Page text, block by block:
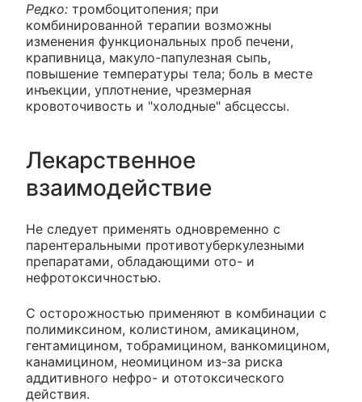
Редко: тромбоцитопения; при
комбинированной терапии возможны
изменения функциональных проб печени,
крапивница, макуло-папулезная сыпь,
повышение температуры тела; боль в месте
инъекции, уплотнение, чрезмерная
кровоточивость и "холодные" абсцессы.
Лекарственное
взаимодействие
Не следует применять одновременно с
парентеральными противотуберкулезными
препаратами, обладающими ото- и
нефротоксичностью.
С осторожностью применяют в комбинации с
полимиксином, колистином, амикацином,
гентамицином, тобрамицином, ванкомицином,
канамицином, неомицином из-за риска
аддитивного нефро- и ототоксического
действия.